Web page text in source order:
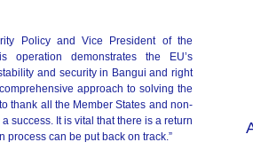
Policy and Vice President of the
operation demonstrates the EU’s
and security in Bangui and right
approach to solving the
thank all the Member States and non-
success. It is vital that there is a return
can be put back on track.”